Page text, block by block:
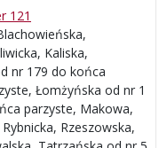
121
Kaliska,
nr 179 do końca
Łomżyńska od nr 1
parzyste, Makowa,
Rzeszowska,